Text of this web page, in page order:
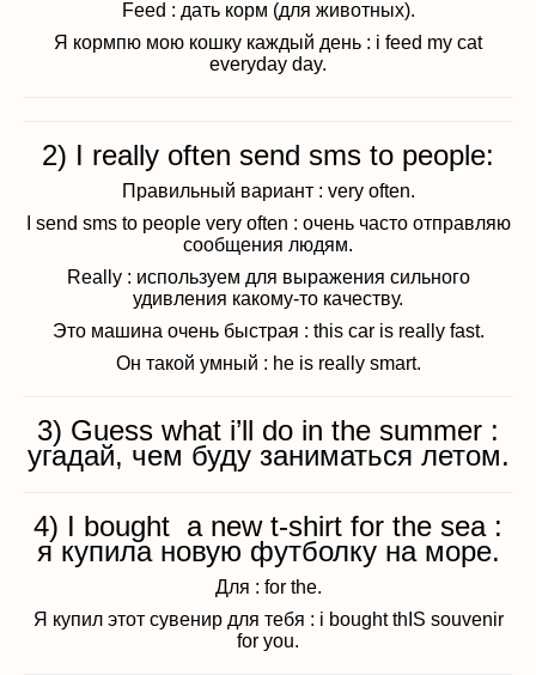
Feed : дать корм (для животных).
Я кормпю мою кошку каждый день : i feed my cat
everyday day.
2) I really often send sms to people:
Правильный вариант : very often.
I send sms to people very often : очень часто отправляю
сообщения людям.
Really : используем для выражения сильного
удивления какому-то качеству.
Это машина очень быстрая : this car is really fast.
Он такой умный : he is really smart.
3) Guess what i’ll do in the summer :
угадай, чем буду заниматься летом.
4) I bought a new t-shirt for the sea :
я купила новую футболку на море.
Для : for the.
Я купил этот сувенир для тебя : i bought thIS souvenir
for you.